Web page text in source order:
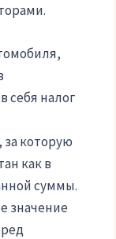
себя налог
которую
как в
суммы.
значение